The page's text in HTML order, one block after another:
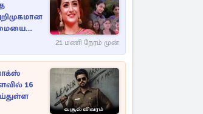
பிரவீன்
21 மணி நேரம் முன்
16